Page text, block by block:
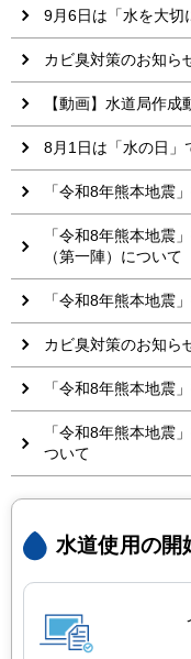
9月6日は「水を大切
カビ臭対策のお知ら
【動画】水道局作成
8月1日は「水の日」
「令和8年熊本地震
「令和8年熊本地震
（第一陣）について
「令和8年熊本地震
カビ臭対策のお知ら
「令和8年熊本地震
「令和8年熊本地震
ついて
水道使用の開